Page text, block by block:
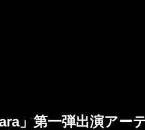
」第一弾出演アー